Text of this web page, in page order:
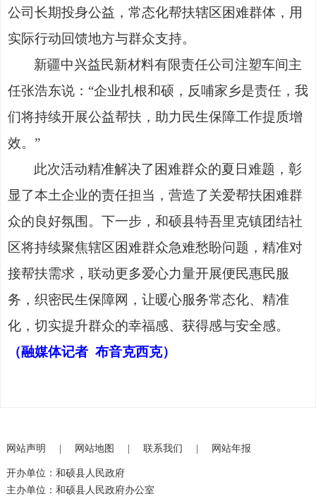
公司长期投身公益，常态化帮扶辖区困难群体，用
实际行动回馈地方与群众支持。
新疆中兴益民新材料有限责任公司注塑车间主
任张浩东说： “企业扎根和硕，反哺家乡是责任，我
们将持续开展公益帮扶，助力民生保障工作提质增
效。”
此次活动精准解决了困难群众的夏日难题，彰
显了本土企业的责任担当，营造了关爱帮扶困难群
众的良好氛围。下一步，和硕县特吾里克镇团结社
区将持续聚焦辖区困难群众急难愁盼问题，精准对
接帮扶需求，联动更多爱心力量开展便民惠民服
务，织密民生保障网，让暖心服务常态化、精准
化，切实提升群众的幸福感、获得感与安全感。
（融媒体记者 布音克西克）
网站声明 网站地图 联系我们 网站年报
开办单位：和硕县人民政府
主办单位：和硕县人民政府办公室